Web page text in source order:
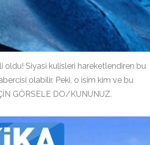
Siyasi kulisleri hareketlendiren bu
olabilir. Peki, o isim kim ve bu
GÖRSELE DO/KUNUNUZ.